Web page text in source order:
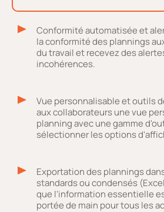
Conformité automatisée et
la conformité des plannings
du travail et recevez des
incohérences.
Vue personnalisable et outils
aux collaborateurs une vue
planning avec une gamme
sélectionner les options
Exportation des plannings
standards ou condensés
que l'information essentielle
portée de main pour tous les